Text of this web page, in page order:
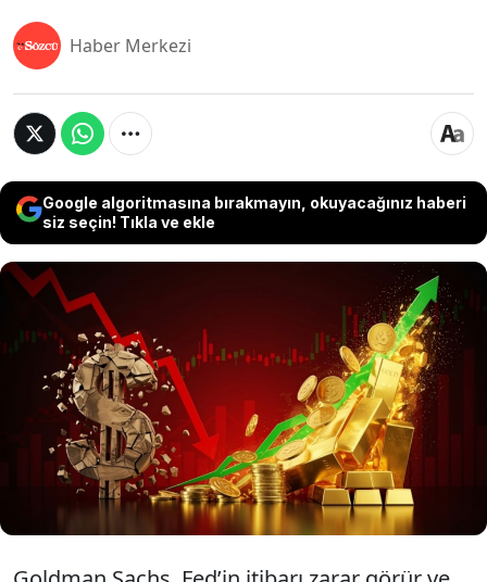
Haber Merkezi
Google algoritmasına bırakmayın, okuyacağınız haberi
siz seçin! Tıkla ve ekle
ABD'li bankacılık devi Goldman Sachs, Fed’in
bağımsızlığına yönelik risklerin artması halinde
altının güvenli liman rolünün güçleneceğini
belirterek, ons fiyatının 2026’ya kadar 4 bin
doları aşabileceğini, ABD tahvil piyasasında
küçük bir kayışla ise 5 bin dolara kadar
tırmanabileceğini öngördü.